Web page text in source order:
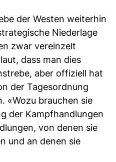
der Westen weiterhin
Niederlage
zwar vereinzelt
dass man dies
aber offiziell hat
der Tagesordnung
«Wozu brauchen sie
der Kampfhandlungen
von denen sie
und an denen sie